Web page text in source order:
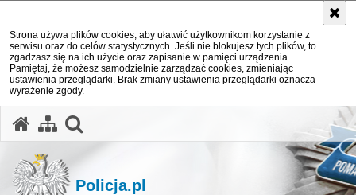
Strona używa plików cookies, aby ułatwić użytkownikom korzystanie z
serwisu oraz do celów statystycznych. Jeśli nie blokujesz tych plików, to
zgadzasz się na ich użycie oraz zapisanie w pamięci urządzenia.
Pamiętaj, że możesz samodzielnie zarządzać cookies, zmieniając
ustawienia przeglądarki. Brak zmiany ustawienia przeglądarki oznacza
wyrażenie zgody.
Policja.pl